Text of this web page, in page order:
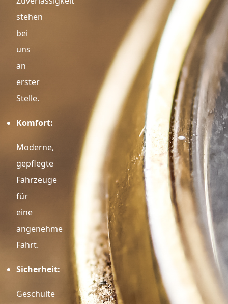
stehen
bei
uns
an
erster
Stelle.
Komfort:
Moderne,
gepflegte
Fahrzeuge
für
eine
angenehme
Fahrt.
Sicherheit:
Geschulte